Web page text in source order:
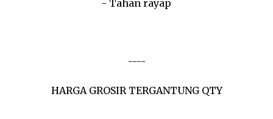
- Tahan rayap
----
HARGA GROSIR TERGANTUNG QTY